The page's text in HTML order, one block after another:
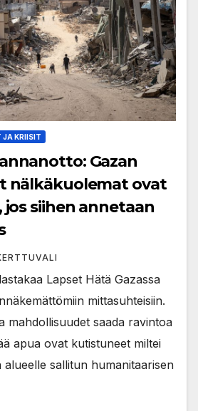
JA KRIISIT
Gazan
nälkäkuolemat ovat
siihen annetaan
Lapset Hätä Gazassa
mittasuhteisiin.
mahdollisuudet saada ravintoa
apua ovat kutistuneet miltei
alueelle sallitun humanitaarisen